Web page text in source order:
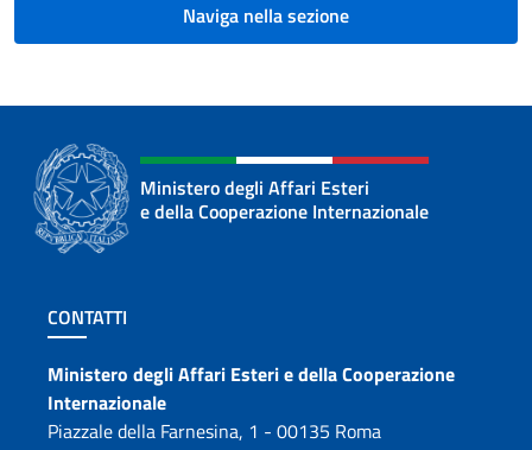
Naviga nella sezione
Ministero degli Affari Esteri
e della Cooperazione Internazionale
Sezione footer
CONTATTI
Contatti
Ministero degli Affari Esteri e della Cooperazione
Internazionale
Piazzale della Farnesina, 1 - 00135 Roma